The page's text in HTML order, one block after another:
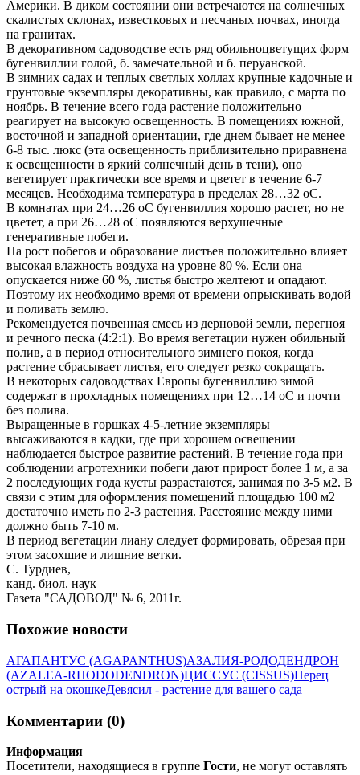
Америки. В диком состоянии они встречаются на солнечных
скалистых склонах, известковых и песчаных почвах, иногда
на гранитах.
В декоративном садоводстве есть ряд обильноцветущих форм
бугенвиллии голой, б. замечательной и б. перуанской.
В зимних садах и теплых светлых холлах крупные кадочные и
грунтовые экземпляры декоративны, как правило, с марта по
ноябрь. В течение всего года растение положительно
реагирует на высокую освещенность. В помещениях южной,
восточной и западной ориентации, где днем бывает не менее
6-8 тыс. люкс (эта освещенность приблизительно приравнена
к освещенности в яркий солнечный день в тени), оно
вегетирует практически все время и цветет в течение 6-7
месяцев. Необходима температура в пределах 28…32 оС.
В комнатах при 24…26 оС бугенвиллия хорошо растет, но не
цветет, а при 26…28 оС появляются верхушечные
генеративные побеги.
На рост побегов и образование листьев положительно влияет
высокая влажность воздуха на уровне 80 %. Если она
опускается ниже 60 %, листья быстро желтеют и опадают.
Поэтому их необходимо время от времени опрыскивать водой
и поливать землю.
Рекомендуется почвенная смесь из дерновой земли, перегноя
и речного песка (4:2:1). Во время вегетации нужен обильный
полив, а в период относительного зимнего покоя, когда
растение сбрасывает листья, его следует резко сокращать.
В некоторых садоводствах Европы бугенвиллию зимой
содержат в прохладных помещениях при 12…14 оС и почти
без полива.
Выращенные в горшках 4-5-летние экземпляры
высаживаются в кадки, где при хорошем освещении
наблюдается быстрое развитие растений. В течение года при
соблюдении агротехники побеги дают прирост более 1 м, а за
2 последующих года кусты разрастаются, занимая по 3-5 м2. В
связи с этим для оформления помещений площадью 100 м2
достаточно иметь по 2-3 растения. Расстояние между ними
должно быть 7-10 м.
В период вегетации лиану следует формировать, обрезая при
этом засохшие и лишние ветки.
С. Турдиев,
канд. биол. наук
Газета "САДОВОД" № 6, 2011г.
Похожие новости
АГАПАНТУС (AGAPANTHUS)АЗАЛИЯ-РОДОДЕНДРОН
(AZALEA-RHODODENDRON)ЦИССУС (CISSUS)Перец
острый на окошкеДевясил - растение для вашего сада
Комментарии (0)
Информация
Посетители, находящиеся в группе Гости, не могут оставлять